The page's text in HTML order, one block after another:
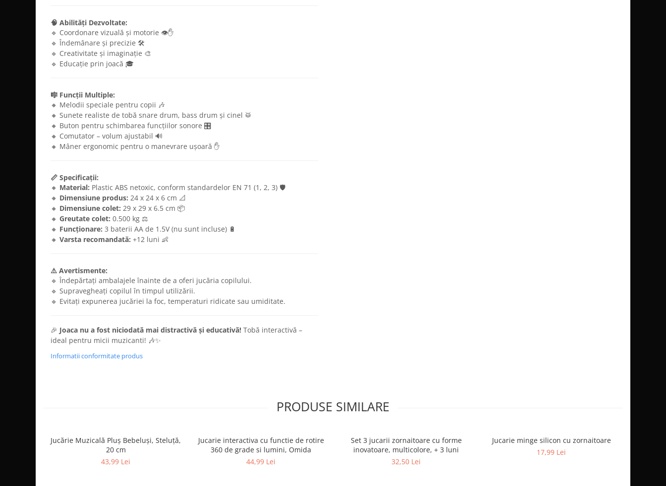
🧠 Abilități Dezvoltate:
🔹 Coordonare vizuală și motorie 👁️✋
🔹 Îndemânare și precizie 🛠️
🔹 Creativitate și imaginație 🎨
🔹 Educație prin joacă 🎓
🎼 Funcții Multiple:
🔸 Melodii speciale pentru copii 🎶
🔸 Sunete realiste de tobă snare drum, bass drum și cinel 🥁
🔸 Buton pentru schimbarea funcțiilor sonore 🎛️
🔸 Comutator – volum ajustabil 🔊
🔸 Mâner ergonomic pentru o manevrare ușoară ✋
📏 Specificații:
🔸 Material: Plastic ABS netoxic, conform standardelor EN 71 (1, 2, 3) 🛡️
🔸 Dimensiune produs: 24 x 24 x 6 cm 📐
🔸 Dimensiune colet: 29 x 29 x 6.5 cm 📦
🔸 Greutate colet: 0.500 kg ⚖️
🔸 Funcționare: 3 baterii AA de 1.5V (nu sunt incluse) 🔋
🔸 Varsta recomandată: +12 luni 👶
⚠️ Avertismente:
🔹 Îndepărtați ambalajele înainte de a oferi jucăria copilului.
🔹 Supravegheați copilul în timpul utilizării.
🔹 Evitați expunerea jucăriei la foc, temperaturi ridicate sau umiditate.
🎉 Joaca nu a fost niciodată mai distractivă și educativă! Tobă interactivă –
ideal pentru micii muzicanti! 🎶✨
Informatii conformitate produs
PRODUSE SIMILARE
Jucărie Muzicală Pluș Bebeluși, Steluță,
20 cm
43,99 Lei
Jucarie interactiva cu functie de rotire
360 de grade si lumini, Omida
44,99 Lei
Set 3 jucarii zornaitoare cu forme
inovatoare, multicolore, + 3 luni
32,50 Lei
Jucarie minge silicon cu zornaitoare
17,99 Lei